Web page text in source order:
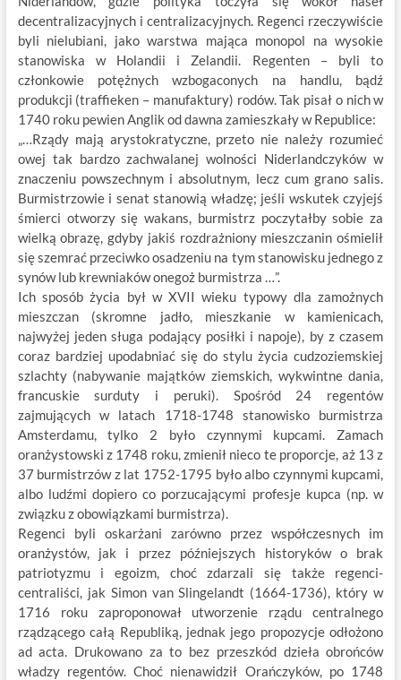
decentralizacyjnych i centralizacyjnych. Regenci rzeczywiście
byli nielubiani, jako warstwa mająca monopol na wysokie
stanowiska w Holandii i Zelandii. Regenten – byli to
członkowie potężnych wzbogaconych na handlu, bądź
produkcji (traffieken – manufaktury) rodów. Tak pisał o nich w
1740 roku pewien Anglik od dawna zamieszkały w Republice:
„…Rządy mają arystokratyczne, przeto nie należy rozumieć
owej tak bardzo zachwalanej wolności Niderlandczyków w
znaczeniu powszechnym i absolutnym, lecz cum grano salis.
Burmistrzowie i senat stanowią władzę; jeśli wskutek czyjejś
śmierci otworzy się wakans, burmistrz poczytałby sobie za
wielką obrazę, gdyby jakiś rozdrażniony mieszczanin ośmielił
się szemrać przeciwko osadzeniu na tym stanowisku jednego z
synów lub krewniaków onegoż burmistrza …”.
Ich sposób życia był w XVII wieku typowy dla zamożnych
mieszczan (skromne jadło, mieszkanie w kamienicach,
najwyżej jeden sługa podający posiłki i napoje), by z czasem
coraz bardziej upodabniać się do stylu życia cudzoziemskiej
szlachty (nabywanie majątków ziemskich, wykwintne dania,
francuskie surduty i peruki). Spośród 24 regentów
zajmujących w latach 1718-1748 stanowisko burmistrza
Amsterdamu, tylko 2 było czynnymi kupcami. Zamach
oranżystowski z 1748 roku, zmienił nieco te proporcje, aż 13 z
37 burmistrzów z lat 1752-1795 było albo czynnymi kupcami,
albo ludźmi dopiero co porzucającymi profesje kupca (np. w
związku z obowiązkami burmistrza).
Regenci byli oskarżani zarówno przez współczesnych im
oranżystów, jak i przez późniejszych historyków o brak
patriotyzmu i egoizm, choć zdarzali się także regenci-
centraliści, jak Simon van Slingelandt (1664-1736), który w
1716 roku zaproponował utworzenie rządu centralnego
rządzącego całą Republiką, jednak jego propozycje odłożono
ad acta. Drukowano za to bez przeszkód dzieła obrońców
władzy regentów. Choć nienawidził Orańczyków, po 1748